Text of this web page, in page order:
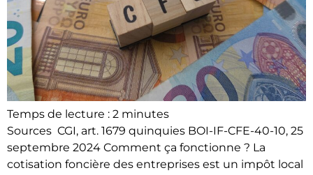
Temps de lecture : 2 minutes
Sources CGI, art. 1679 quinquies BOI-IF-CFE-40-10, 25
septembre 2024 Comment ça fonctionne ? La
cotisation foncière des entreprises est un impôt local